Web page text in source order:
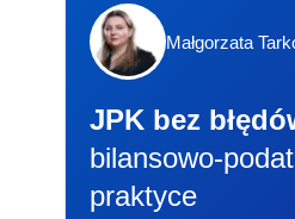
Małgorzata
JPK bez
bilansowo-
praktyce